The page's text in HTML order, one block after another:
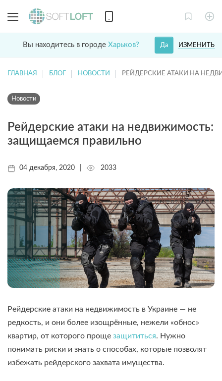
Вы находитесь в городе Харьков? ИЗМЕНИТЬ
Да
ГЛАВНАЯ БЛОГ НОВОСТИ РЕЙДЕРСКИЕ АТАКИ НА
Новости
Рейдерские атаки на недвижимость:
защищаемся правильно
04 декабря, 2020 2033
Рейдерские атаки на недвижимость в Украине — не
редкость, и они более изощрённые, нежели «обнос»
квартир, от которого проще защититься. Нужно
понимать риски и знать о способах, которые позволят
избежать рейдерского захвата имущества.